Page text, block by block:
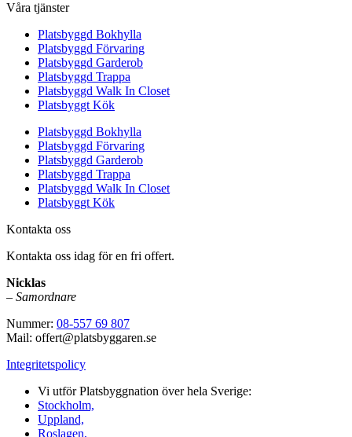
Våra tjänster
Platsbyggd Bokhylla
Platsbyggd Förvaring
Platsbyggd Garderob
Platsbyggd Trappa
Platsbyggd Walk In Closet
Platsbyggt Kök
Platsbyggd Bokhylla
Platsbyggd Förvaring
Platsbyggd Garderob
Platsbyggd Trappa
Platsbyggd Walk In Closet
Platsbyggt Kök
Kontakta oss
Kontakta oss idag för en fri offert.
Nicklas
– Samordnare
Nummer: 08-557 69 807
Mail: offert@platsbyggaren.se
Integritetspolicy
Vi utför Platsbyggnation över hela Sverige:
Stockholm,
Uppland,
Roslagen,